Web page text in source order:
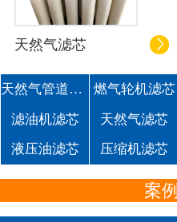
天然气滤芯 
天然气管道滤芯 燃气轮机滤芯
滤油机滤芯
天然气滤芯
液压油滤芯
压缩机滤芯
案